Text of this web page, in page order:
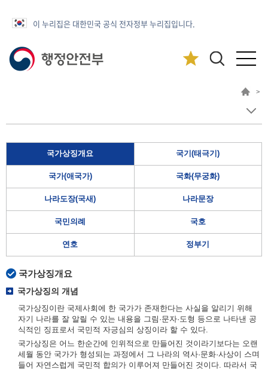
이 누리집은 대한민국 공식 전자정부 누리집입니다.
>
국가상징개요 국기(태극기)
국가(애국가) 국화(무궁화)
나라도장(국새) 나라문장
국민의례 국호
연호 정부기
국가상징개요
국가상징의 개념
국가상징이란 국제사회에 한 국가가 존재한다는 사실을 알리기 위해
자기 나라를 잘 알릴 수 있는 내용을 그림·문자·도형 등으로 나타낸 공
식적인 징표로서 국민적 자긍심의 상징이라 할 수 있다.
국가상징은 어느 한순간에 인위적으로 만들어진 것이라기보다는 오랜
세월 동안 국가가 형성되는 과정에서 그 나라의 역사·문화·사상이 스며
들어 자연스럽게 국민적 합의가 이루어져 만들어진 것이다. 따라서 국